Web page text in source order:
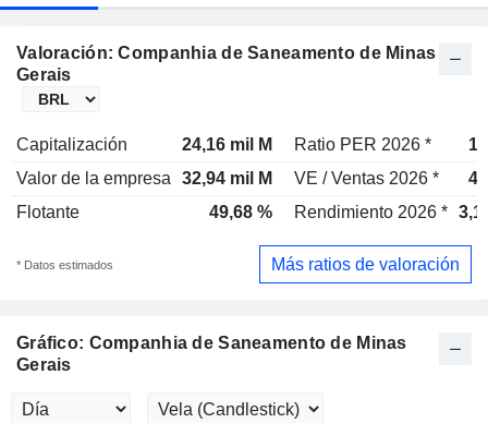
Valoración: Companhia de Saneamento de Minas
Gerais
Capitalización 24,16 mil M Ratio PER 2026 *
Valor de la empresa
32,94 mil M VE / Ventas 2026 *
Flotante
49,68 % Rendimiento 2026 *
* Datos estimados Más ratios de valoración
Gráfico: Companhia de Saneamento de Minas
Gerais